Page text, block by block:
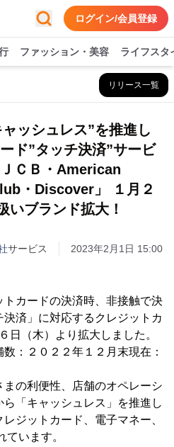
ログイン/会員登録
ファッション・美容 ライフスタ
リリース一覧
ッシュレス”を推進し
ド”タッチ決済”サービ
ＣＢ・American
・Discover」 １月２
いブランド拡大！
サービス 2023年2月1日 15:00
トカードの決済時、非接触で決
済」に対応するクレジットカ
日（木）より拡大しました。
数：２０２２年１２月末現在：
まの利便性、店舗のオペレーシ
「キャッシュレス」を推進し
ジットカード、電子マネー、
います。